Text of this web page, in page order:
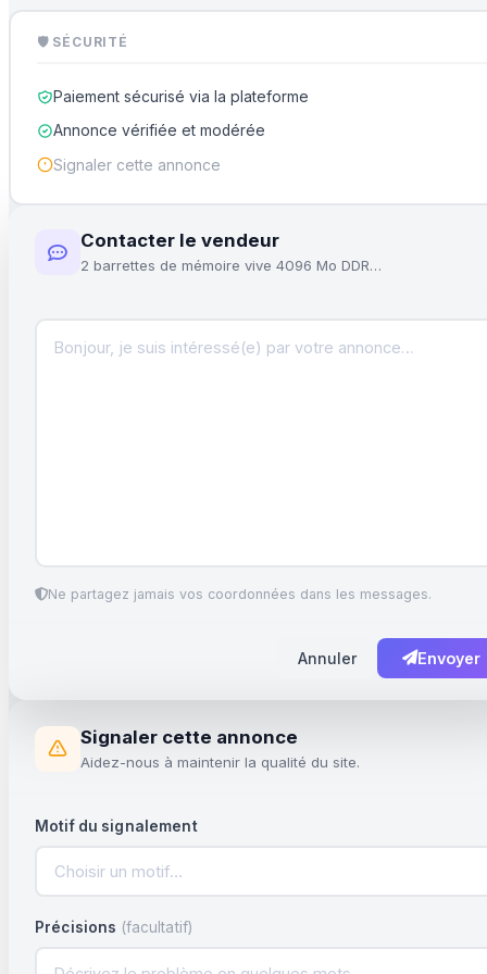
🛡 SÉCURITÉ
Paiement sécurisé via la plateforme
Annonce vérifiée et modérée
Signaler cette annonce
Contacter le vendeur
2 barrettes de mémoire vive 4096 Mo DDR3 DIMM PC3-10600
Ne partagez jamais vos coordonnées dans les messages.
Annuler Envoyer
Signaler cette annonce
Aidez-nous à maintenir la qualité du site.
Motif du signalement
Choisir un motif…
Précisions (facultatif)